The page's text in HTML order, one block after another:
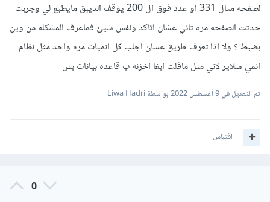
لصفحه مثال 331 او عدد فوق ال 200 يوقف الديبق مايطبع لي وجربت
حدثت الصفحه مره ثاني عشان اتاكد ونفس شيئ فماعرف المشكله من وين
بضبط ؟ ولا اذا تعرف طريق عشان اجلب كل انميات مره واحد مثل نظام
انمي سلاير لاني مثل ماقلت ابغا اخزنه ب قاعده بيانات بس
تم التعديل في9 أغسطس 2022 بواسطة Liwa Hadri
اقتباس
0